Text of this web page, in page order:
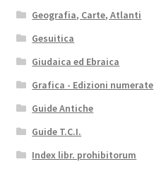
Geografia, Carte, Atlanti
Gesuitica
Giudaica ed Ebraica
Grafica - Edizioni numerate
Guide Antiche
Guide T.C.I.
Index libr. prohibitorum